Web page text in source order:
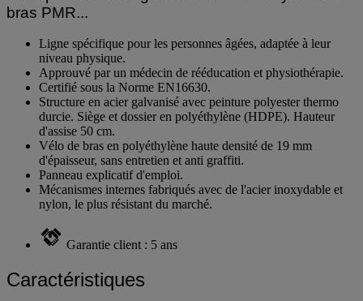
bras PMR...
Ligne spécifique pour les personnes âgées, adaptée à leur
niveau physique.
Approuvé par un médecin de rééducation et physiothérapie.
Certifié sous la Norme EN16630.
Structure en acier galvanisé avec peinture polyester thermo
durcie. Siège et dossier en polyéthylène (HDPE). Hauteur
d'assise 50 cm.
Vélo de bras en polyéthylène haute densité de 19 mm
d'épaisseur, sans entretien et anti graffiti.
Panneau explicatif d'emploi.
Mécanismes internes fabriqués avec de l'acier inoxydable et
nylon, le plus résistant du marché.
Garantie client : 5 ans
Caractéristiques